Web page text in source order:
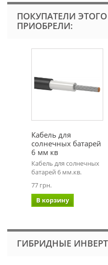
ПОКУПАТЕЛИ
ПРИОБРЕЛИ:
Кабель для
солнечных батарей
6 мм кв
Кабель для солнечных
батарей 6 мм.кв.
77 грн.
В корзину
ГИБРИДНЫЕ